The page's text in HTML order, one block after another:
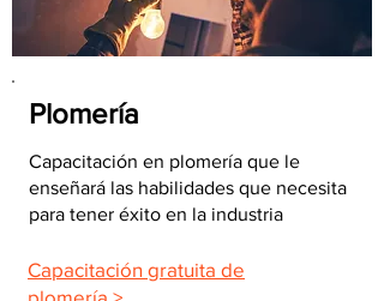
Plomería
Capacitación en plomería que le
enseñará las habilidades que necesita
para tener éxito en la industria
Capacitación gratuita de